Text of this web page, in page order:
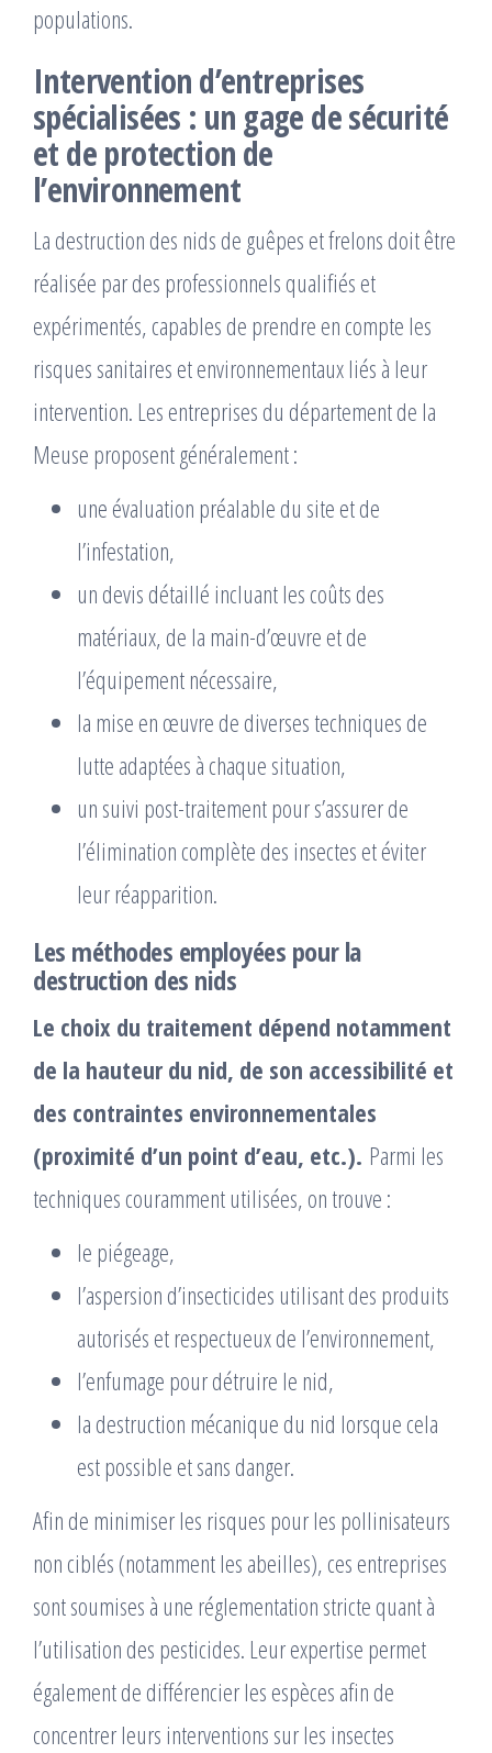
populations.
Intervention d’entreprises
spécialisées : un gage de sécurité
et de protection de
l’environnement
La destruction des nids de guêpes et frelons doit être
réalisée par des professionnels qualifiés et
expérimentés, capables de prendre en compte les
risques sanitaires et environnementaux liés à leur
intervention. Les entreprises du département de la
Meuse proposent généralement :
une évaluation préalable du site et de
l’infestation,
un devis détaillé incluant les coûts des
matériaux, de la main-d’œuvre et de
l’équipement nécessaire,
la mise en œuvre de diverses techniques de
lutte adaptées à chaque situation,
un suivi post-traitement pour s’assurer de
l’élimination complète des insectes et éviter
leur réapparition.
Les méthodes employées pour la
destruction des nids
Le choix du traitement dépend notamment
de la hauteur du nid, de son accessibilité et
des contraintes environnementales
(proximité d’un point d’eau, etc.). Parmi les
techniques couramment utilisées, on trouve :
le piégeage,
l’aspersion d’insecticides utilisant des produits
autorisés et respectueux de l’environnement,
l’enfumage pour détruire le nid,
la destruction mécanique du nid lorsque cela
est possible et sans danger.
Afin de minimiser les risques pour les pollinisateurs
non ciblés (notamment les abeilles), ces entreprises
sont soumises à une réglementation stricte quant à
l’utilisation des pesticides. Leur expertise permet
également de différencier les espèces afin de
concentrer leurs interventions sur les insectes